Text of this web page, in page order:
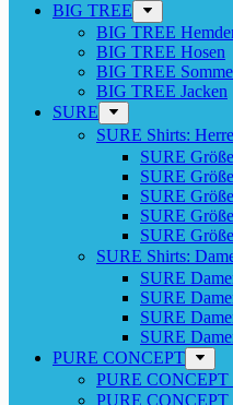
BIG TREE
BIG TREE
BIG TREE Hosen
BIG TREE
BIG TREE Jacken
SURE
SURE Shirts:
SURE
SURE
SURE
SURE
SURE
SURE Shirts:
SURE
SURE
SURE
SURE
PURE CONCEPT
PURE CONCEPT
PURE CONCEPT